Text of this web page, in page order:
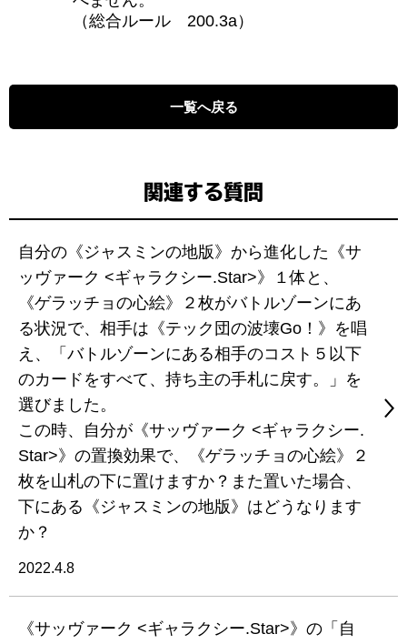
（総合ルール 200.3a）
一覧へ戻る
関連する質問
自分の《ジャスミンの地版》から進化した《サ
ッヴァーク <ギャラクシー.Star>》１体と、
《ゲラッチョの心絵》２枚がバトルゾーンにあ
る状況で、相手は《テック団の波壊Go！》を唱
え、「バトルゾーンにある相手のコスト５以下
のカードをすべて、持ち主の手札に戻す。」を
選びました。
この時、自分が《サッヴァーク <ギャラクシー.
Star>》の置換効果で、《ゲラッチョの心絵》２
枚を山札の下に置けますか？また置いた場合、
下にある《ジャスミンの地版》はどうなります
か？
2022.4.8
《サッヴァーク <ギャラクシー.Star>》の「自